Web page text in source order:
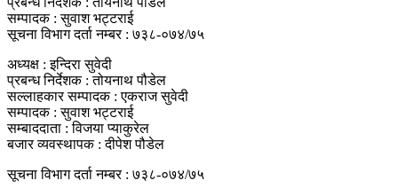
सम्पादक : सुवाश भट्टराई
सूचना विभाग दर्ता नम्बर : ७३८-०७४/७५
अध्यक्ष : इन्दिरा सुवेदी
प्रबन्ध निर्देशक : तोयनाथ पौडेल
सल्लाहकार सम्पादक : एकराज सुवेदी
सम्पादक : सुवाश भट्टराई
सम्बाददाता : विजया प्याकुरेल
बजार व्यवस्थापक : दीपेश पौडेल
सूचना विभाग दर्ता नम्बर : ७३८-०७४/७५